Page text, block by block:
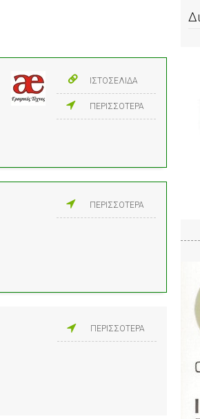
ΙΣΤΟΣΕΛΙΔΑ
ΠΕΡΙΣΣΟΤΕΡΑ
ΠΕΡΙΣΣΟΤΕΡΑ
ΠΕΡΙΣΣΟΤΕΡΑ